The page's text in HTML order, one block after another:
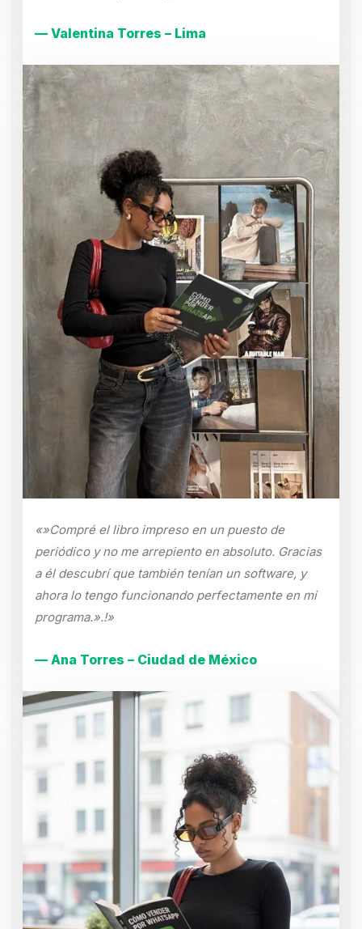
— Valentina Torres – Lima
«»Compré el libro impreso en un puesto de
periódico y no me arrepiento en absoluto. Gracias
a él descubrí que también tenían un software, y
ahora lo tengo funcionando perfectamente en mi
programa.».!»
— Ana Torres – Ciudad de México